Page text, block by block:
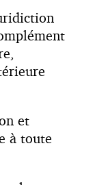
et
à toute